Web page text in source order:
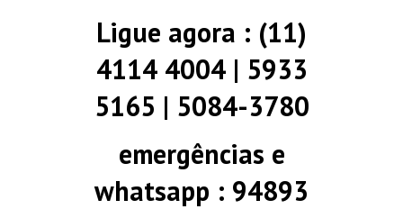
Ligue agora : (11)
4114 4004 | 5933
5165 | 5084-3780
emergências e
whatsapp : 94893